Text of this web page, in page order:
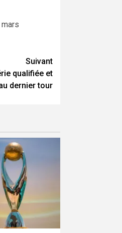
Suivant
qualifiée et
dernier tour